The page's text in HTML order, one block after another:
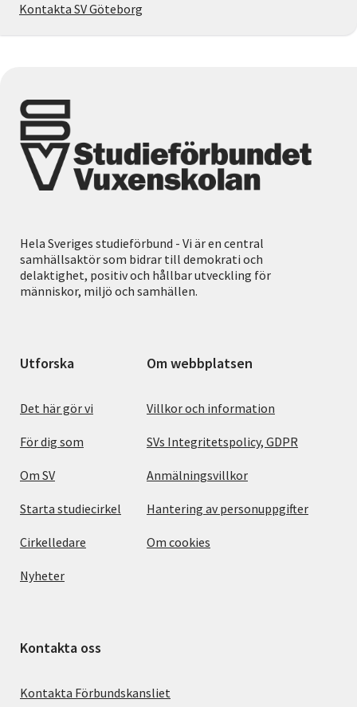
Kontakta SV Göteborg
Hela Sveriges studieförbund - Vi är en central
samhällsaktör som bidrar till demokrati och
delaktighet, positiv och hållbar utveckling för
människor, miljö och samhällen.
Utforska
Det här gör vi
För dig som
Om SV
Starta studiecirkel
Cirkelledare
Nyheter
Om webbplatsen
Villkor och information
SVs Integritetspolicy, GDPR
Anmälningsvillkor
Hantering av personuppgifter
Om cookies
Kontakta oss
Kontakta Förbundskansliet